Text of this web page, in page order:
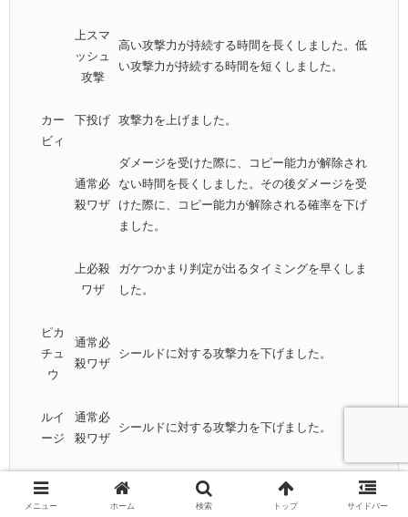
カー
ビィ
上スマ
ッシュ
攻撃
高い攻撃力が持続する時間を長くしました。低
い攻撃力が持続する時間を短くしました。
下投げ 攻撃力を上げました。
通常必
殺ワザ
ダメージを受けた際に、コピー能力が解除され
ない時間を長くしました。その後ダメージを受
けた際に、コピー能力が解除される確率を下げ
ました。
上必殺
ワザ
ガケつかまり判定が出るタイミングを早くしま
した。
ピカ
チュ
ウ
通常必
殺ワザ
シールドに対する攻撃力を下げました。
ルイ
ージ
通常必
殺ワザ
シールドに対する攻撃力を下げました。
スマッシュホールド可能な時間を短くしまし
た。スマッシュホールド中、攻撃判定が出てい
メニュー ホーム 検索 トップ サイドバー